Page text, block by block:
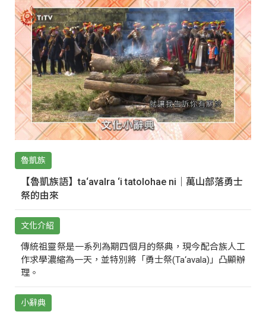
魯凱族
【魯凱族語】ta‘avalra ‘i tatolohae ni｜萬山部落勇士
祭的由來
文化介紹
傳統祖靈祭是一系列為期四個月的祭典，現今配合族人工
作求學濃縮為一天，並特別將「勇士祭(Ta‘avala)」凸顯辦
理。
小辭典